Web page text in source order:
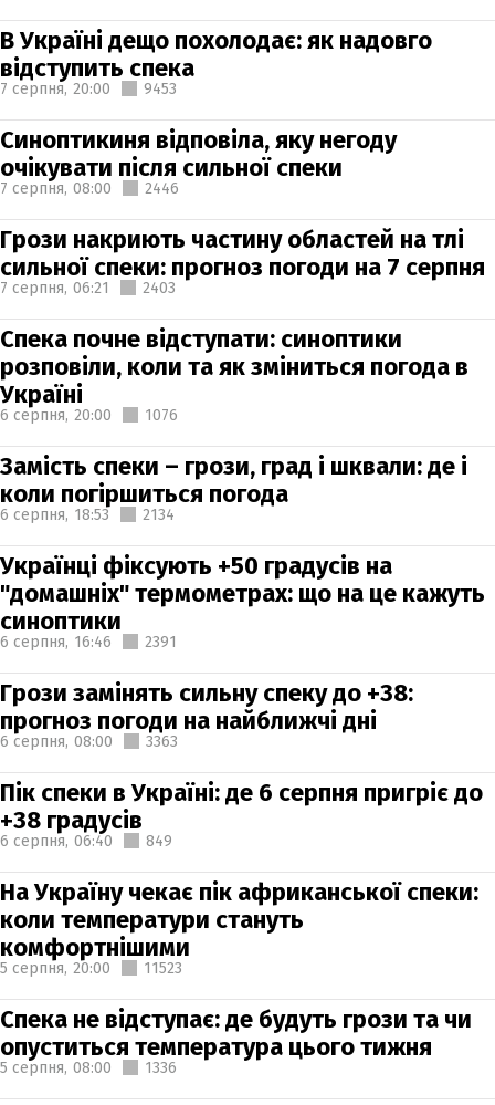
В Україні дещо похолодає: як надовго
відступить спека
7 серпня, 20:00 9453
Синоптикиня відповіла, яку негоду
очікувати після сильної спеки
7 серпня, 08:00 2446
Грози накриють частину областей на тлі
сильної спеки: прогноз погоди на 7 серпня
7 серпня, 06:21 2403
Спека почне відступати: синоптики
розповіли, коли та як зміниться погода в
Україні
6 серпня, 20:00 1076
Замість спеки – грози, град і шквали: де і
коли погіршиться погода
6 серпня, 18:53 2134
Українці фіксують +50 градусів на
"домашніх" термометрах: що на це кажуть
синоптики
6 серпня, 16:46 2391
Грози замінять сильну спеку до +38:
прогноз погоди на найближчі дні
6 серпня, 08:00 3363
Пік спеки в Україні: де 6 серпня пригріє до
+38 градусів
6 серпня, 06:40 849
На Україну чекає пік африканської спеки:
коли температури стануть
комфортнішими
5 серпня, 20:00 11523
Спека не відступає: де будуть грози та чи
опуститься температура цього тижня
5 серпня, 08:00 1336